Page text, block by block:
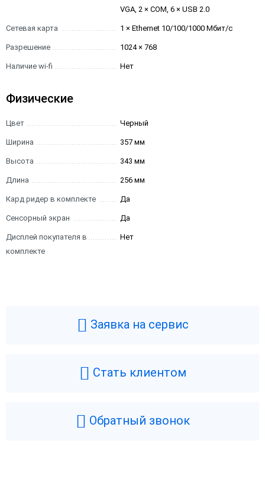
VGA, 2 × COM, 6 × USB 2.0
Сетевая карта 1 × Ethernet 10/100/1000 Мбит/с
Разрешение 1024 × 768
Наличие wi-fi Нет
Физические
Цвет Черный
Ширина 357 мм
Высота 343 мм
Длина 256 мм
Кард ридер в комплекте Да
Сенсорный экран Да
Дисплей покупателя в
комплекте
Нет
Заявка на сервис
Стать клиентом
Обратный звонок